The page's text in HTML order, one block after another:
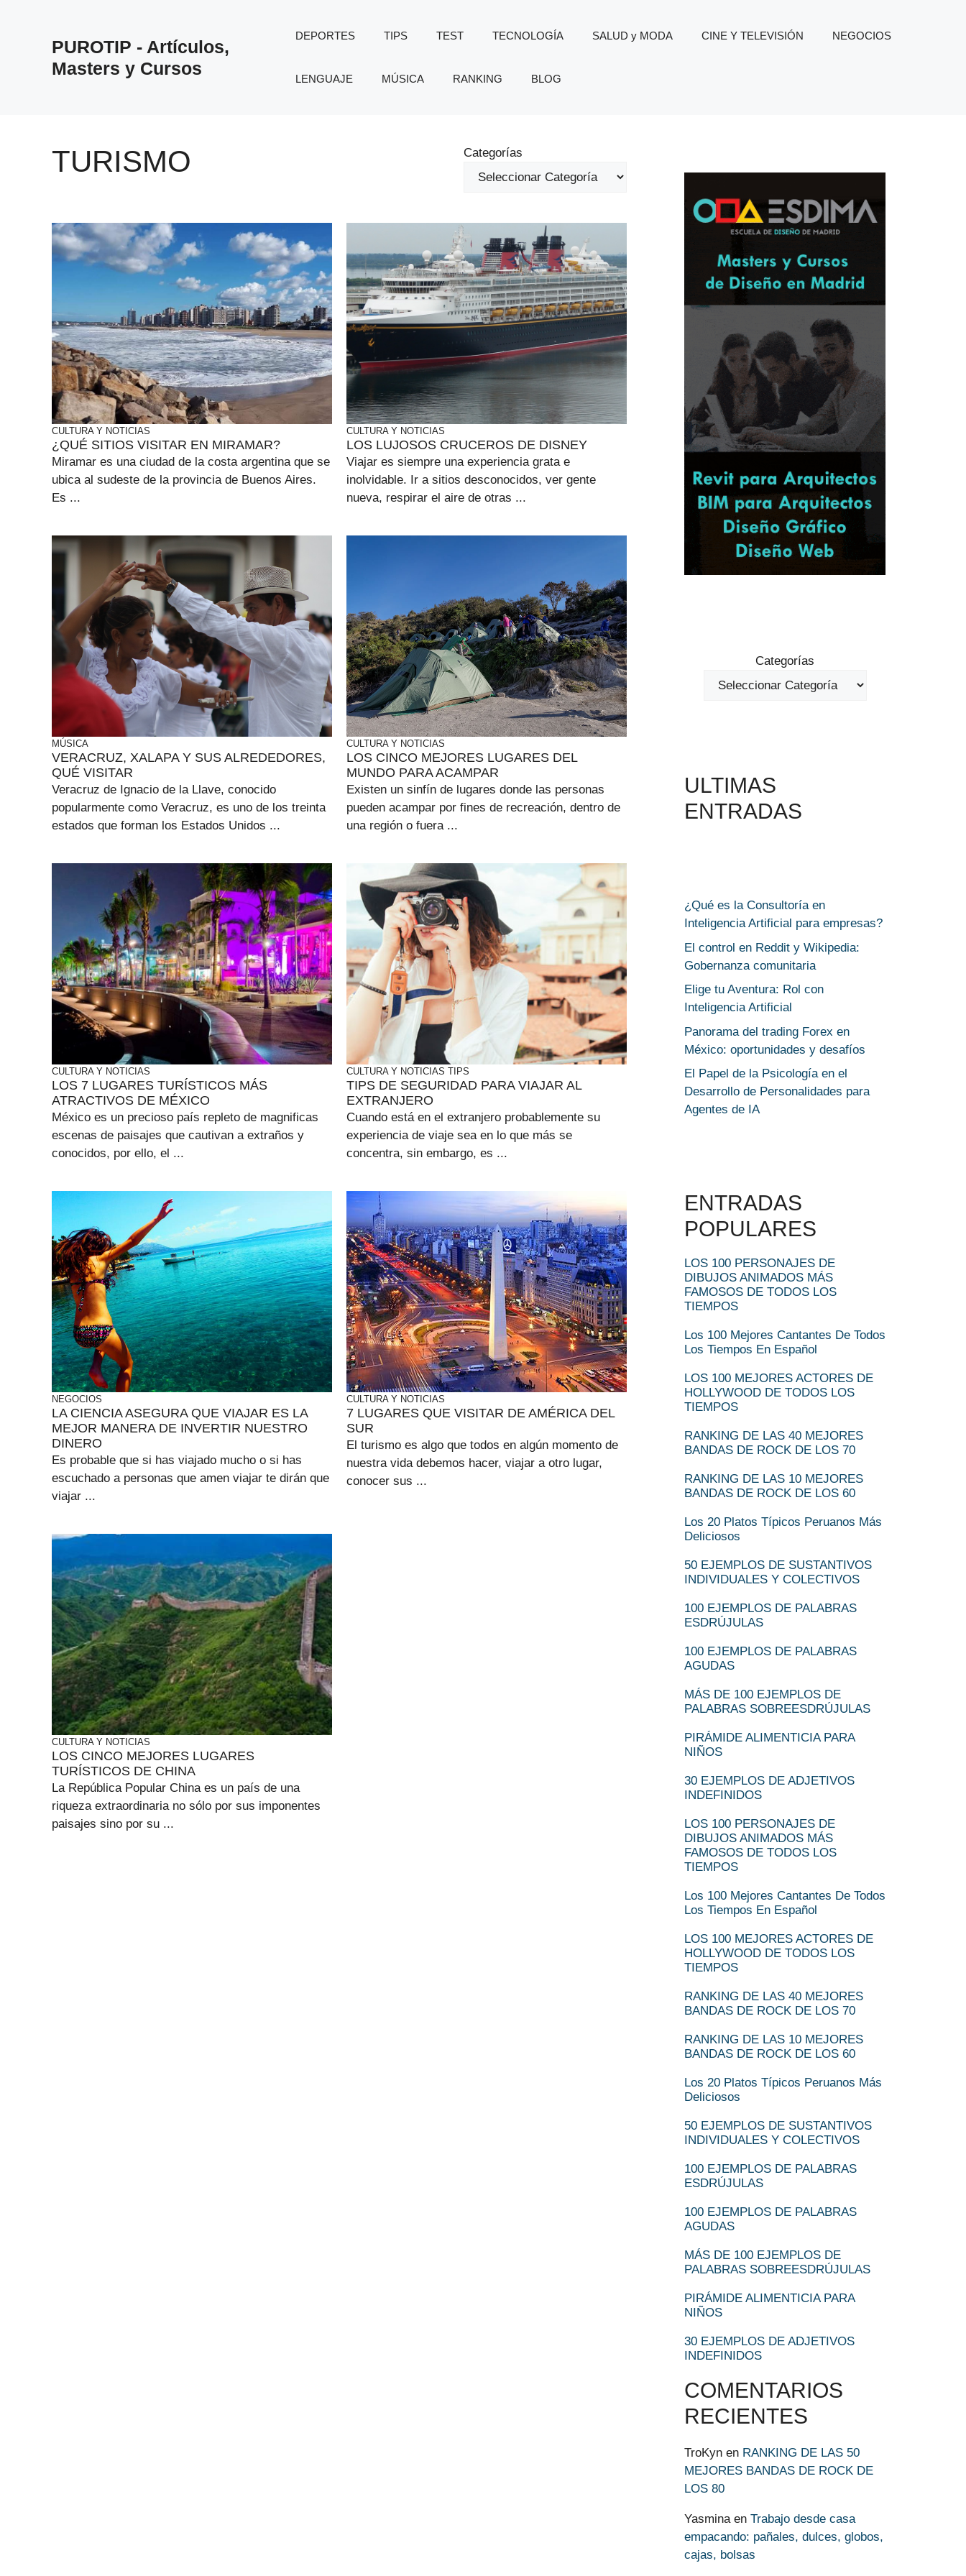
PUROTIP - Artículos,
Masters y Cursos
DEPORTES TIPS TEST TECNOLOGÍA SALUD y MODA CINE Y TELEVISIÓN NEGOCIOS
LENGUAJE MÚSICA RANKING BLOG
TURISMO Categorías
CULTURA Y NOTICIAS
¿QUÉ SITIOS VISITAR EN MIRAMAR?
Miramar es una ciudad de la costa argentina que se
ubica al sudeste de la provincia de Buenos Aires.
Es ...
CULTURA Y NOTICIAS
LOS LUJOSOS CRUCEROS DE DISNEY
Viajar es siempre una experiencia grata e
inolvidable. Ir a sitios desconocidos, ver gente
nueva, respirar el aire de otras ...
MÚSICA
VERACRUZ, XALAPA Y SUS ALREDEDORES,
QUÉ VISITAR
Veracruz de Ignacio de la Llave, conocido
popularmente como Veracruz, es uno de los treinta
estados que forman los Estados Unidos ...
CULTURA Y NOTICIAS
LOS CINCO MEJORES LUGARES DEL
MUNDO PARA ACAMPAR
Existen un sinfín de lugares donde las personas
pueden acampar por fines de recreación, dentro de
una región o fuera ...
CULTURA Y NOTICIAS
LOS 7 LUGARES TURÍSTICOS MÁS
ATRACTIVOS DE MÉXICO
México es un precioso país repleto de magnificas
escenas de paisajes que cautivan a extraños y
conocidos, por ello, el ...
CULTURA Y NOTICIAS TIPS
TIPS DE SEGURIDAD PARA VIAJAR AL
EXTRANJERO
Cuando está en el extranjero probablemente su
experiencia de viaje sea en lo que más se
concentra, sin embargo, es ...
NEGOCIOS
LA CIENCIA ASEGURA QUE VIAJAR ES LA
MEJOR MANERA DE INVERTIR NUESTRO
DINERO
Es probable que si has viajado mucho o si has
escuchado a personas que amen viajar te dirán que
viajar ...
CULTURA Y NOTICIAS
7 LUGARES QUE VISITAR DE AMÉRICA DEL
SUR
El turismo es algo que todos en algún momento de
nuestra vida debemos hacer, viajar a otro lugar,
conocer sus ...
CULTURA Y NOTICIAS
LOS CINCO MEJORES LUGARES
TURÍSTICOS DE CHINA
La República Popular China es un país de una
riqueza extraordinaria no sólo por sus imponentes
paisajes sino por su ...
Categorías
ULTIMAS
ENTRADAS
¿Qué es la Consultoría en
Inteligencia Artificial para empresas?
El control en Reddit y Wikipedia:
Gobernanza comunitaria
Elige tu Aventura: Rol con
Inteligencia Artificial
Panorama del trading Forex en
México: oportunidades y desafíos
El Papel de la Psicología en el
Desarrollo de Personalidades para
Agentes de IA
ENTRADAS
POPULARES
LOS 100 PERSONAJES DE
DIBUJOS ANIMADOS MÁS
FAMOSOS DE TODOS LOS
TIEMPOS
Los 100 Mejores Cantantes De Todos
Los Tiempos En Español
LOS 100 MEJORES ACTORES DE
HOLLYWOOD DE TODOS LOS
TIEMPOS
RANKING DE LAS 40 MEJORES
BANDAS DE ROCK DE LOS 70
RANKING DE LAS 10 MEJORES
BANDAS DE ROCK DE LOS 60
Los 20 Platos Típicos Peruanos Más
Deliciosos
50 EJEMPLOS DE SUSTANTIVOS
INDIVIDUALES Y COLECTIVOS
100 EJEMPLOS DE PALABRAS
ESDRÚJULAS
100 EJEMPLOS DE PALABRAS
AGUDAS
MÁS DE 100 EJEMPLOS DE
PALABRAS SOBREESDRÚJULAS
PIRÁMIDE ALIMENTICIA PARA
NIÑOS
30 EJEMPLOS DE ADJETIVOS
INDEFINIDOS
LOS 100 PERSONAJES DE
DIBUJOS ANIMADOS MÁS
FAMOSOS DE TODOS LOS
TIEMPOS
Los 100 Mejores Cantantes De Todos
Los Tiempos En Español
LOS 100 MEJORES ACTORES DE
HOLLYWOOD DE TODOS LOS
TIEMPOS
RANKING DE LAS 40 MEJORES
BANDAS DE ROCK DE LOS 70
RANKING DE LAS 10 MEJORES
BANDAS DE ROCK DE LOS 60
Los 20 Platos Típicos Peruanos Más
Deliciosos
50 EJEMPLOS DE SUSTANTIVOS
INDIVIDUALES Y COLECTIVOS
100 EJEMPLOS DE PALABRAS
ESDRÚJULAS
100 EJEMPLOS DE PALABRAS
AGUDAS
MÁS DE 100 EJEMPLOS DE
PALABRAS SOBREESDRÚJULAS
PIRÁMIDE ALIMENTICIA PARA
NIÑOS
30 EJEMPLOS DE ADJETIVOS
INDEFINIDOS
COMENTARIOS
RECIENTES
TroKyn en RANKING DE LAS 50
MEJORES BANDAS DE ROCK DE
LOS 80
Yasminaen Trabajo desde casa
empacando: pañales, dulces, globos,
cajas, bolsas